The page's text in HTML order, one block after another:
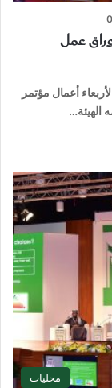
0
عمل
أعمال مؤتمر
الهيئة…
محليات